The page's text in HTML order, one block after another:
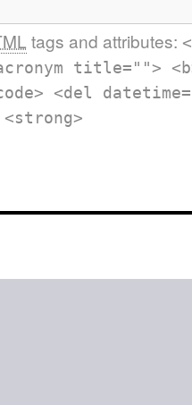
tags and attributes:
title="">
<del